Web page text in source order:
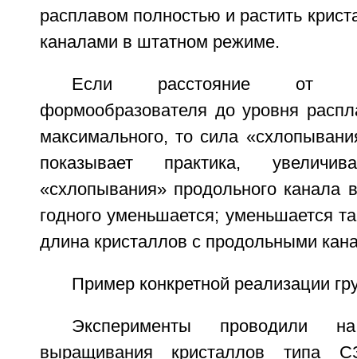
расплавом полностью и растить
каналами в штатном режиме.
Если расстояние от
формообразователя до уровня
максимального, то сила
показывает практика,
«схлопывания» продольного канала
годного уменьшается; уменьшается
длина кристаллов с продольными
Пример конкретной реализации
Эксперименты проводили
выращивания кристаллов типа